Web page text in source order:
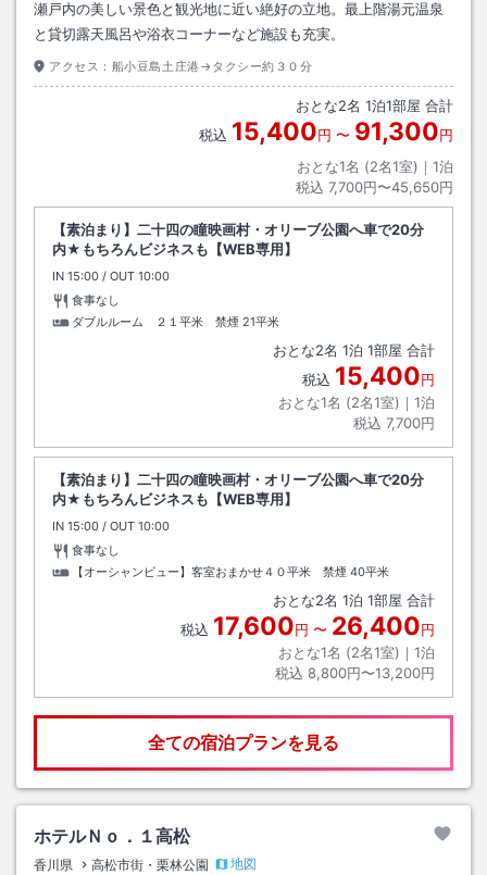
瀬戸内の美しい景色と観光地に近い絶好の立地。最上階湯元温泉
と貸切露天風呂や浴衣コーナーなど施設も充実。
アクセス： 船小豆島土庄港→タクシー約３０分
おとな2名 1泊1部屋 合計
税込 15,400円 〜 91,300円
おとな1名 (2名1室)｜ 1泊
税込 7,700円〜45,650円
【素泊まり】二十四の瞳映画村・オリーブ公園へ車で20分
内★もちろんビジネスも【WEB専用】
IN チェックイン
15:00 / OUT チェックアウト
10:00
食事なし
ダブルルーム ２１平米 禁煙 21平米
おとな2名 1泊 1部屋 合計
税込 15,400円
おとな1名 (2名1室)｜ 1泊
税込 7,700円
【素泊まり】二十四の瞳映画村・オリーブ公園へ車で20分
内★もちろんビジネスも【WEB専用】
IN チェックイン
15:00 / OUT チェックアウト
10:00
食事なし
【オーシャンビュー】客室おまかせ４０平米 禁煙 40平米
おとな2名 1泊 1部屋 合計
税込 17,600円 〜 26,400円
おとな1名 (2名1室)｜ 1泊
税込 8,800円〜13,200円
全ての宿泊プランを見る
ホテルＮｏ．１高松
香川県 高松市街・栗林公園
地図